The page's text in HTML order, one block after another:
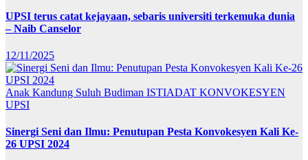
UPSI terus catat kejayaan, sebaris universiti terkemuka dunia
– Naib Canselor
12/11/2025
Anak Kandung Suluh Budiman ISTIADAT KONVOKESYEN
UPSI
Sinergi Seni dan Ilmu: Penutupan Pesta Konvokesyen Kali Ke-
26 UPSI 2024